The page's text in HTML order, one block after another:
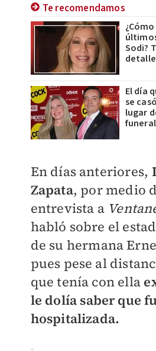
Te recomendamos
Sodi?
El día
se
lugar
En días anteriores,
Zapata, por medio
entrevista a
habló sobre el
de su hermana
pues pese al
que tenía con ella
le dolía saber que
hospitalizada.